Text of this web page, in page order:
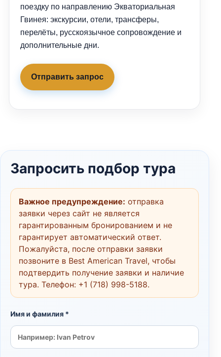
поездку по направлению Экваториальная
Гвинея: экскурсии, отели, трансферы,
перелёты, русскоязычное сопровождение и
дополнительные дни.
Отправить запрос
Запросить подбор тура
Важное предупреждение: отправка
заявки через сайт не является
гарантированным бронированием и не
гарантирует автоматический ответ.
Пожалуйста, после отправки заявки
позвоните в Best American Travel, чтобы
подтвердить получение заявки и наличие
тура. Телефон: +1 (718) 998-5188.
Имя и фамилия *